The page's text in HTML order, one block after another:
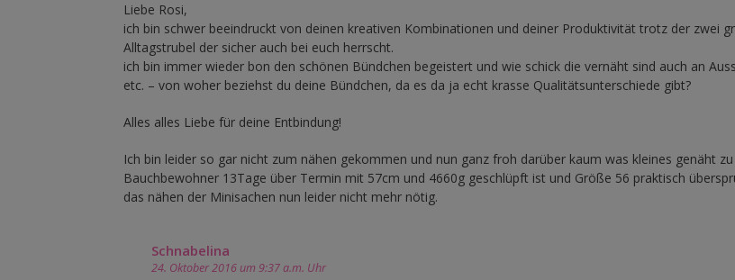
Liebe Rosi,
ich bin schwer beeindruckt von deinen kreativen Kombinationen und deiner Produktivität trotz der zwei
Alltagstrubel der sicher auch bei euch herrscht.
ich bin immer wieder bon den schönen Bündchen begeistert und wie schick die vernäht sind auch an
etc. – von woher beziehst du deine Bündchen, da es da ja echt krasse Qualitätsunterschiede gibt?
Alles alles Liebe für deine Entbindung!
Ich bin leider so gar nicht zum nähen gekommen und nun ganz froh darüber kaum was kleines genäht
Bauchbewohner 13Tage über Termin mit 57cm und 4660g geschlüpft ist und Größe 56 praktisch
das nähen der Minisachen nun leider nicht mehr nötig.
Schnabelina
24. Oktober 2016 um 9:37 a.m. Uhr